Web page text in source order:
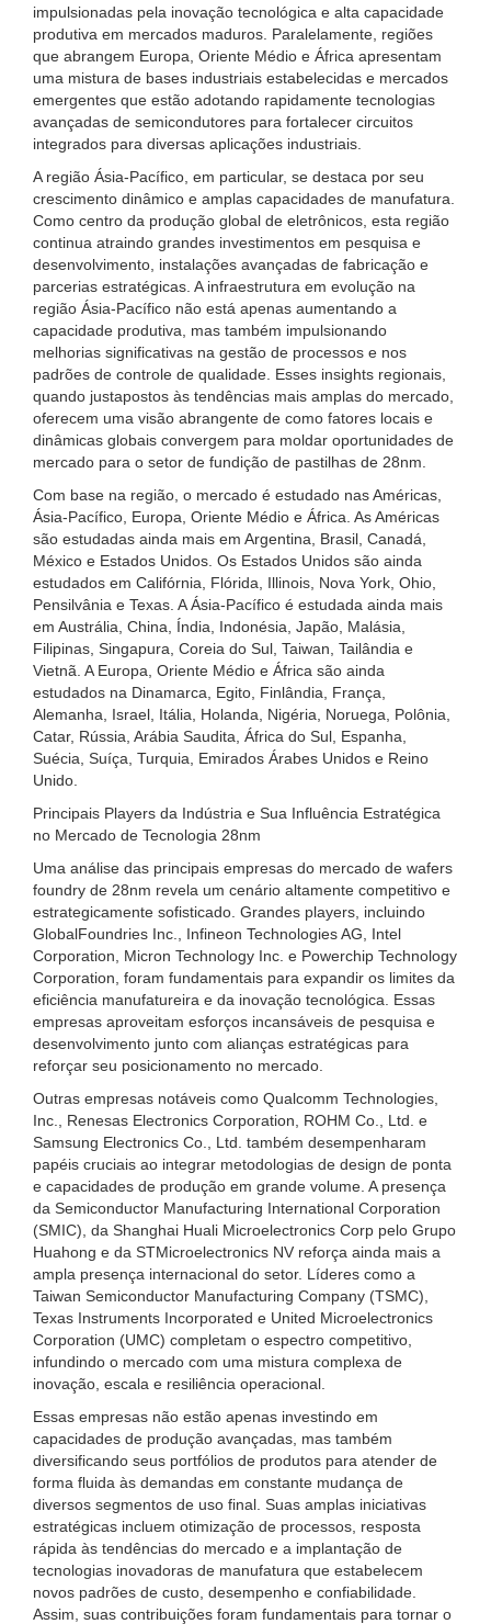
impulsionadas pela inovação tecnológica e alta capacidade
produtiva em mercados maduros. Paralelamente, regiões
que abrangem Europa, Oriente Médio e África apresentam
uma mistura de bases industriais estabelecidas e mercados
emergentes que estão adotando rapidamente tecnologias
avançadas de semicondutores para fortalecer circuitos
integrados para diversas aplicações industriais.
A região Ásia-Pacífico, em particular, se destaca por seu
crescimento dinâmico e amplas capacidades de manufatura.
Como centro da produção global de eletrônicos, esta região
continua atraindo grandes investimentos em pesquisa e
desenvolvimento, instalações avançadas de fabricação e
parcerias estratégicas. A infraestrutura em evolução na
região Ásia-Pacífico não está apenas aumentando a
capacidade produtiva, mas também impulsionando
melhorias significativas na gestão de processos e nos
padrões de controle de qualidade. Esses insights regionais,
quando justapostos às tendências mais amplas do mercado,
oferecem uma visão abrangente de como fatores locais e
dinâmicas globais convergem para moldar oportunidades de
mercado para o setor de fundição de pastilhas de 28nm.
Com base na região, o mercado é estudado nas Américas,
Ásia-Pacífico, Europa, Oriente Médio e África. As Américas
são estudadas ainda mais em Argentina, Brasil, Canadá,
México e Estados Unidos. Os Estados Unidos são ainda
estudados em Califórnia, Flórida, Illinois, Nova York, Ohio,
Pensilvânia e Texas. A Ásia-Pacífico é estudada ainda mais
em Austrália, China, Índia, Indonésia, Japão, Malásia,
Filipinas, Singapura, Coreia do Sul, Taiwan, Tailândia e
Vietnã. A Europa, Oriente Médio e África são ainda
estudados na Dinamarca, Egito, Finlândia, França,
Alemanha, Israel, Itália, Holanda, Nigéria, Noruega, Polônia,
Catar, Rússia, Arábia Saudita, África do Sul, Espanha,
Suécia, Suíça, Turquia, Emirados Árabes Unidos e Reino
Unido.
Principais Players da Indústria e Sua Influência Estratégica
no Mercado de Tecnologia 28nm
Uma análise das principais empresas do mercado de wafers
foundry de 28nm revela um cenário altamente competitivo e
estrategicamente sofisticado. Grandes players, incluindo
GlobalFoundries Inc., Infineon Technologies AG, Intel
Corporation, Micron Technology Inc. e Powerchip Technology
Corporation, foram fundamentais para expandir os limites da
eficiência manufatureira e da inovação tecnológica. Essas
empresas aproveitam esforços incansáveis de pesquisa e
desenvolvimento junto com alianças estratégicas para
reforçar seu posicionamento no mercado.
Outras empresas notáveis como Qualcomm Technologies,
Inc., Renesas Electronics Corporation, ROHM Co., Ltd. e
Samsung Electronics Co., Ltd. também desempenharam
papéis cruciais ao integrar metodologias de design de ponta
e capacidades de produção em grande volume. A presença
da Semiconductor Manufacturing International Corporation
(SMIC), da Shanghai Huali Microelectronics Corp pelo Grupo
Huahong e da STMicroelectronics NV reforça ainda mais a
ampla presença internacional do setor. Líderes como a
Taiwan Semiconductor Manufacturing Company (TSMC),
Texas Instruments Incorporated e United Microelectronics
Corporation (UMC) completam o espectro competitivo,
infundindo o mercado com uma mistura complexa de
inovação, escala e resiliência operacional.
Essas empresas não estão apenas investindo em
capacidades de produção avançadas, mas também
diversificando seus portfólios de produtos para atender de
forma fluida às demandas em constante mudança de
diversos segmentos de uso final. Suas amplas iniciativas
estratégicas incluem otimização de processos, resposta
rápida às tendências do mercado e a implantação de
tecnologias inovadoras de manufatura que estabelecem
novos padrões de custo, desempenho e confiabilidade.
Assim, suas contribuições foram fundamentais para tornar o